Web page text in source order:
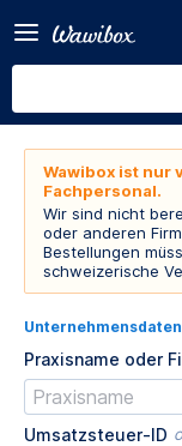
Wawibox ist nur
Fachpersonal.
Wir sind nicht
oder anderen
Bestellungen
schweizerische
Unternehmensdaten
Praxisname oder
Umsatzsteuer-ID